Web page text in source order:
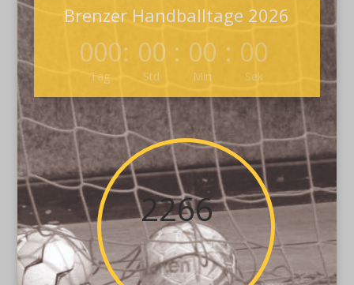
Brenzer Handballtage 2026
000
Tag
: 00
Std
: 00
Min
: 00
Sek
2266